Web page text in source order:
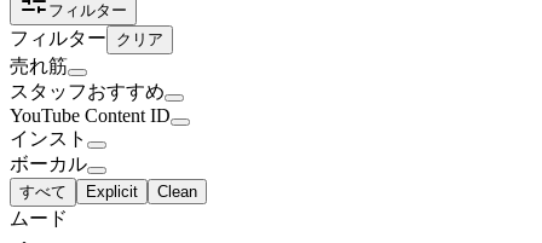
フィルター
フィルター クリア
売れ筋
スタッフおすすめ
YouTube Content ID
インスト
ボーカル
すべて Explicit Clean
ムード